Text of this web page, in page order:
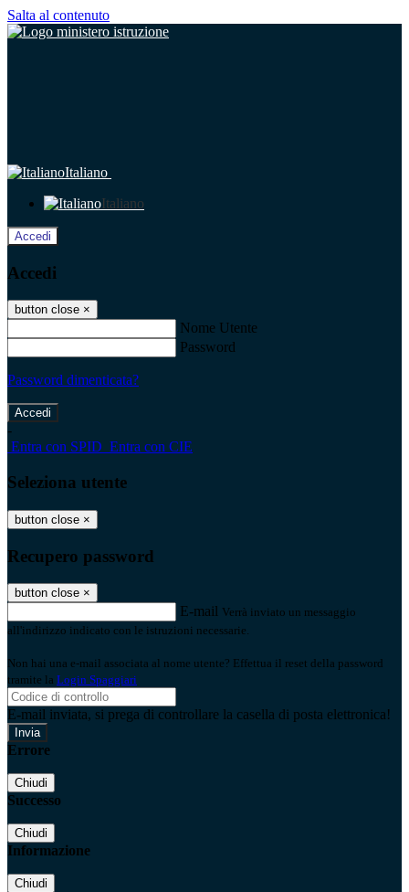
Salta al contenuto
Italiano
Italiano
Accedi
Accedi
button close ×
Nome Utente
Password
Password dimenticata?
-
Entra con SPID Entra con CIE
Seleziona utente
button close ×
Recupero password
button close ×
E-mail Verrà inviato un messaggio
all'indirizzo indicato con le istruzioni necessarie.
Non hai una e-mail associata al nome utente? Effettua il reset della password
tramite la Login Spaggiari
E-mail inviata, si prega di controllare la casella di posta elettronica!
Errore
Chiudi
Successo
Chiudi
Informazione
Chiudi